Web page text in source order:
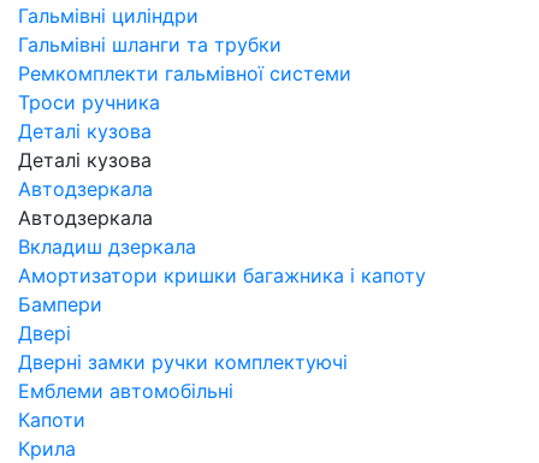
Гальмівні циліндри
Гальмівні шланги та трубки
Ремкомплекти гальмівної системи
Троси ручника
Деталі кузова
Деталі кузова
Автодзеркала
Автодзеркала
Вкладиш дзеркала
Амортизатори кришки багажника і капоту
Бампери
Двері
Дверні замки ручки комплектуючі
Емблеми автомобільні
Капоти
Крила